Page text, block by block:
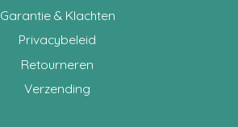
Garantie & Klachten
Privacybeleid
Retourneren
Verzending